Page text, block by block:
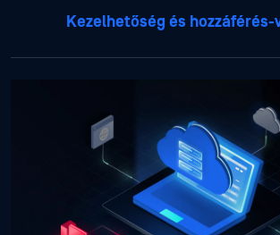
Kezelhetőség és hozzáférés-